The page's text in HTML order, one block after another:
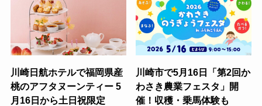
川崎日航ホテルで福岡県産
桃のアフタヌーンティー 5
月16日から土日祝限定
川崎市で5月16日「第2回か
わさき農業フェスタ」開
催！収穫・乗馬体験も